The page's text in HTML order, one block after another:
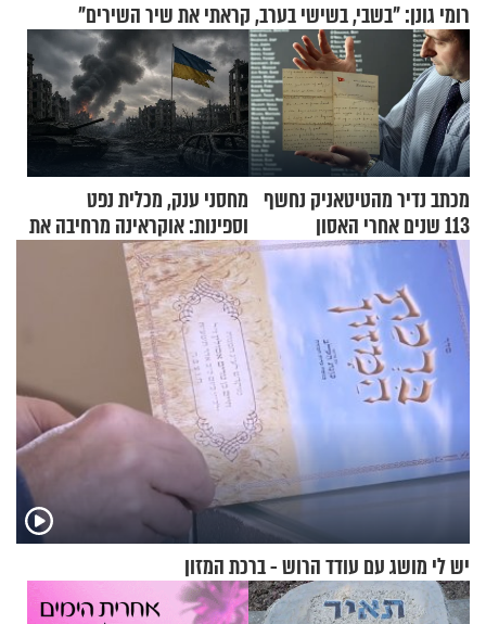
רומי גונן: "בשבי, בשישי בערב, קראתי את שיר השירים"
מכתב נדיר מהטיטאניק נחשף
113 שנים אחרי האסון
מחסני ענק, מכלית נפט
וספינות: אוקראינה מרחיבה את
התקיפות בעומק רוסיה
יש לי מושג עם עודד הרוש - ברכת המזון